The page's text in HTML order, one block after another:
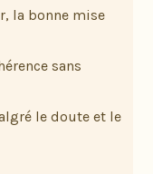
la bonne mise
sans
le doute et le